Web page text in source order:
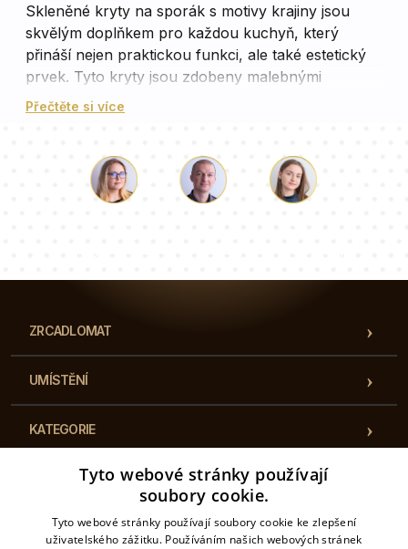
Skleněné kryty na sporák s motivy krajiny jsou
skvělým doplňkem pro každou kuchyň, který
přináší nejen praktickou funkci, ale také estetický
prvek. Tyto kryty jsou zdobeny malebnými
krajinami, které přidávají do vaší kuchyně kousek
životnost a udržitelnost produktu. Skleněné kryty
na sporák s motivy krajiny jsou ideální pro ty, kteří
chtějí, aby jejich kuchyň vypadala dokonale a
Přečtěte si více
ZRCADLOMAT
UMÍSTĚNÍ
KATEGORIE
PŘEDPISY
KONTAKT
Tyto webové stránky používají
soubory cookie.
Tyto webové stránky používají soubory cookie ke zlepšení
uživatelského zážitku. Používáním našich webových stránek